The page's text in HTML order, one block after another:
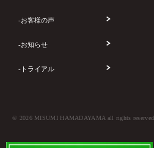
-お客様の声
-お知らせ
-トライアル
© 2026 MISUMI HAMADAYAMA all rights reserved.